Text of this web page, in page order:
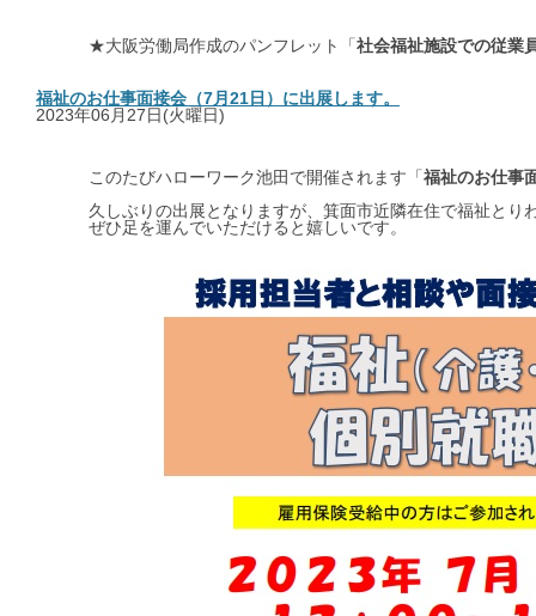
★大阪労働局作成のパンフレット「社会福祉施設での従業
福祉のお仕事面接会（7月21日）に出展します。
2023年06月27日(火曜日)
このたびハローワーク池田で開催されます「福祉のお仕事
久しぶりの出展となりますが、箕面市近隣在住で福祉とり
ぜひ足を運んでいただけると嬉しいです。